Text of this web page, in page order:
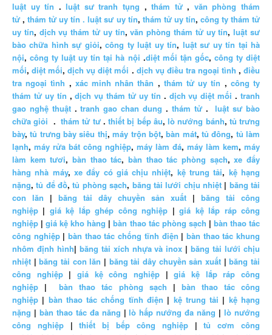
luật uy tín .luật sư tranh tụng ,thám tử, văn phòng thám
tử ,thám tử uy tín . luật sư uy tín, thám tử uy tín, công ty thám tử
uy tín, dịch vụ thám tử uy tín,văn phòng thám tử uy tín,luật sư
bào chữa hình sự giỏi,công ty luật uy tín, luật sư uy tín tại hà
nội,công ty luật uy tín tại hà nội .diệt mối tận gốc, công ty diệt
mối,diệt mối,dịch vụ diệt mối . dịch vụ điều tra ngoại tình ,điều
tra ngoại tình , xác minh nhân thân , thám tử uy tín , công ty
thám tử uy tín ,dịch vụ thám tử uy tín . dịch vụ diệt mối .tranh
gao nghệ thuật.tranh gao chan dung . thám tử.luật sư bào
chữa giỏi .thám tử tư.thiết bị bếp âu,lò nướng bánh, tủ trưng
bày,tủ trưng bày siêu thị,máy trộn bột,bàn mát, tủ đông, tủ làm
lạnh, máy rửa bát công nghiệp, máy làm đá, máy làm kem, máy
làm kem tươi,bàn thao tác,bàn thao tác phòng sạch,xe đẩy
hàng nhà máy, xe đẩy có giá chịu nhiệt, kệ trung tải, kệ hạng
nặng,tủ để đồ,tủ phòng sạch, băng tải lưới chịu nhiệt| băng tải
con lăn | băng tải dây chuyền sản xuất | băng tải công
nghiệp | giá kệ lắp ghép công nghiệp |giá kệ lắp ráp công
nghiệp |giá kệ kho hàng |bàn thao tác phòng sạch | bàn thao tác
công nghiệp|bàn thao tác chống tĩnh điện | bàn thao tác khung
nhôm định hình| băng tải xích nhựa và inox |băng tải lưới chịu
nhiệt |băng tải con lăn | băng tải dây chuyền sản xuất |băng tải
công nghiệp|giá kệ công nghiệp |giá kệ lắp ráp công
nghiệp |bàn thao tác phòng sạch | bàn thao tác công
nghiệp | bàn thao tác chống tĩnh điện | kệ trung tải | kệ hạng
nặng | bàn thao tác đa năng |lò hấp nướng đa năng |lò nướng
công nghiệp|thiết bị bếp công nghiệp|tủ cơm công